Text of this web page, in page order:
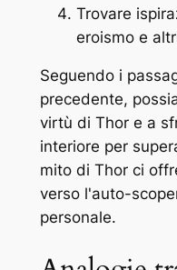
Trovare
eroismo e
Seguendo i
precedente,
virtù di Thor e a
interiore per
mito di Thor ci
verso l'auto-
personale.